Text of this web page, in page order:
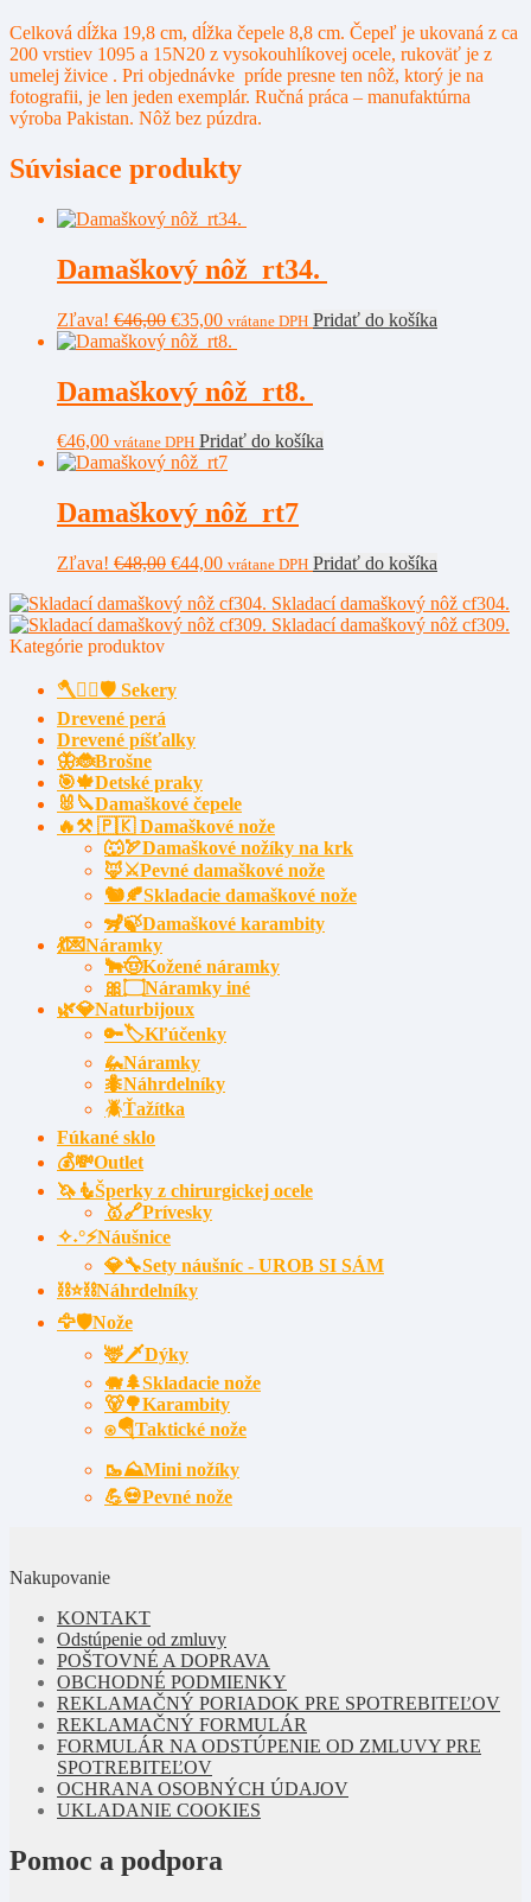
Celková dĺžka 19,8 cm, dĺžka čepele 8,8 cm. Čepeľ je ukovaná z ca
200 vrstiev 1095 a 15N20 z vysokouhlíkovej ocele, rukoväť je z
umelej živice . Pri objednávke príde presne ten nôž, ktorý je na
fotografii, je len jeden exemplár. Ručná práca – manufaktúrna
výroba Pakistan. Nôž bez púzdra.
Súvisiace produkty
Damaškový nôž rt34.
Zľava! €46,00 Pôvodná
cena
€46,00.
€35,00Aktuálna
cena
€35,00.
vrátane DPH Pridať do košíka
Damaškový nôž rt8.
€46,00 vrátane DPH Pridať do košíka
Damaškový nôž rt7
Zľava! €48,00 Pôvodná
bola:
€48,00.
€44,00Aktuálna
je:
€44,00.
vrátane DPH Pridať do košíka
Skladací damaškový nôž cf304.
Skladací damaškový nôž cf309.
Kategórie produktov
🪓🧔‍♂️🛡️ Sekery
Drevené perá
Drevené píšťalky
🦋🐞Brošne
🎯🍁Detské praky
🐰🔪Damaškové čepele
🔥⚒️ 🇵🇰 Damaškové nože
🐺🏹Damaškové nožíky na krk
🦊⚔️Pevné damaškové nože
🐿️🍂Skladacie damaškové nože
🦨🍃Damaškové karambity
💃💌Náramky
🐂🤠Kožené náramky
🎀۝Náramky iné
🌿💎Naturbijoux
🔑🏷️Kľúčenky
🦗Náramky
🐜Náhrdelníky
🪲Ťažítka
Fúkané sklo
💰💸Outlet
🦄🧜Šperky z chirurgickej ocele
🥇🔗Prívesky
✧˖°⚡Náušnice
💎🔧Sety náušníc - UROB SI SÁM
⛓⭐⛓️Náhrdelníky
🦅🛡️Nože
🦌🗡Dýky
🐗🌲Skladacie nože
🐻🌳Karambity
⍟🪂Taktické nože
🥾⛰️Mini nožíky
💪💀Pevné nože
Nakupovanie
KONTAKT
Odstúpenie od zmluvy
POŠTOVNÉ A DOPRAVA
OBCHODNÉ PODMIENKY
REKLAMAČNÝ PORIADOK PRE SPOTREBITEĽOV
REKLAMAČNÝ FORMULÁR
FORMULÁR NA ODSTÚPENIE OD ZMLUVY PRE
SPOTREBITEĽOV
OCHRANA OSOBNÝCH ÚDAJOV
UKLADANIE COOKIES
Pomoc a podpora